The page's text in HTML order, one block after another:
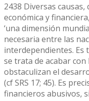
2438 Diversas
económica y
‘una dimensión
necesaria entre las
interdependientes. Es
se trata de acabar con
obstaculizan el
(cf SRS 17; 45). Es
financieros abusivos,